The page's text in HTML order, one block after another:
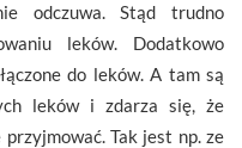
odczuwa. Stąd trudno
leków. Dodatkowo
do leków. A tam są
leków i zdarza się, że
Tak jest np. ze